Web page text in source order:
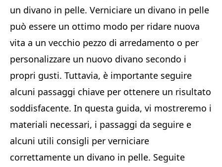
un divano in pelle. Verniciare un divano in pelle
può essere un ottimo modo per ridare nuova
vita a un vecchio pezzo di arredamento o per
personalizzare un nuovo divano secondo i
propri gusti. Tuttavia, è importante seguire
alcuni passaggi chiave per ottenere un risultato
soddisfacente. In questa guida, vi mostreremo i
materiali necessari, i passaggi da seguire e
alcuni utili consigli per verniciare
correttamente un divano in pelle. Seguite